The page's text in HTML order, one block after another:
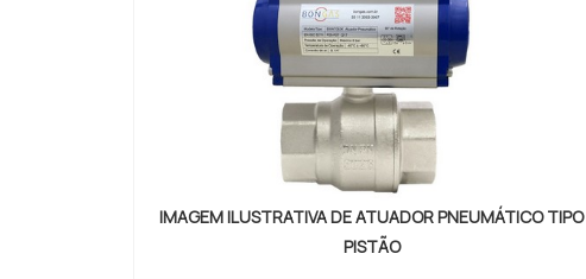
IMAGEM ILUSTRATIVA DE ATUADOR PNEUMÁTICO TIPO
PISTÃO